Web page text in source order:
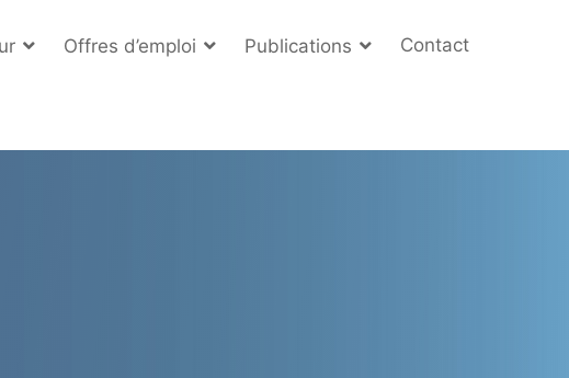
Offres d’emploi Publications Contact